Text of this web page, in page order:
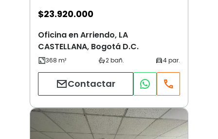
$23.920.000
Oficina en Arriendo, LA
CASTELLANA, Bogotá D.C.
Contactar